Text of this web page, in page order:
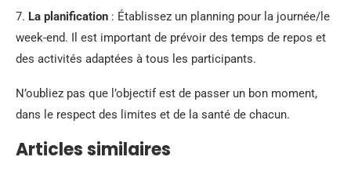
7. La planification : Établissez un planning pour la journée/le
week-end. Il est important de prévoir des temps de repos et
des activités adaptées à tous les participants.
N’oubliez pas que l’objectif est de passer un bon moment,
dans le respect des limites et de la santé de chacun.
Articles similaires